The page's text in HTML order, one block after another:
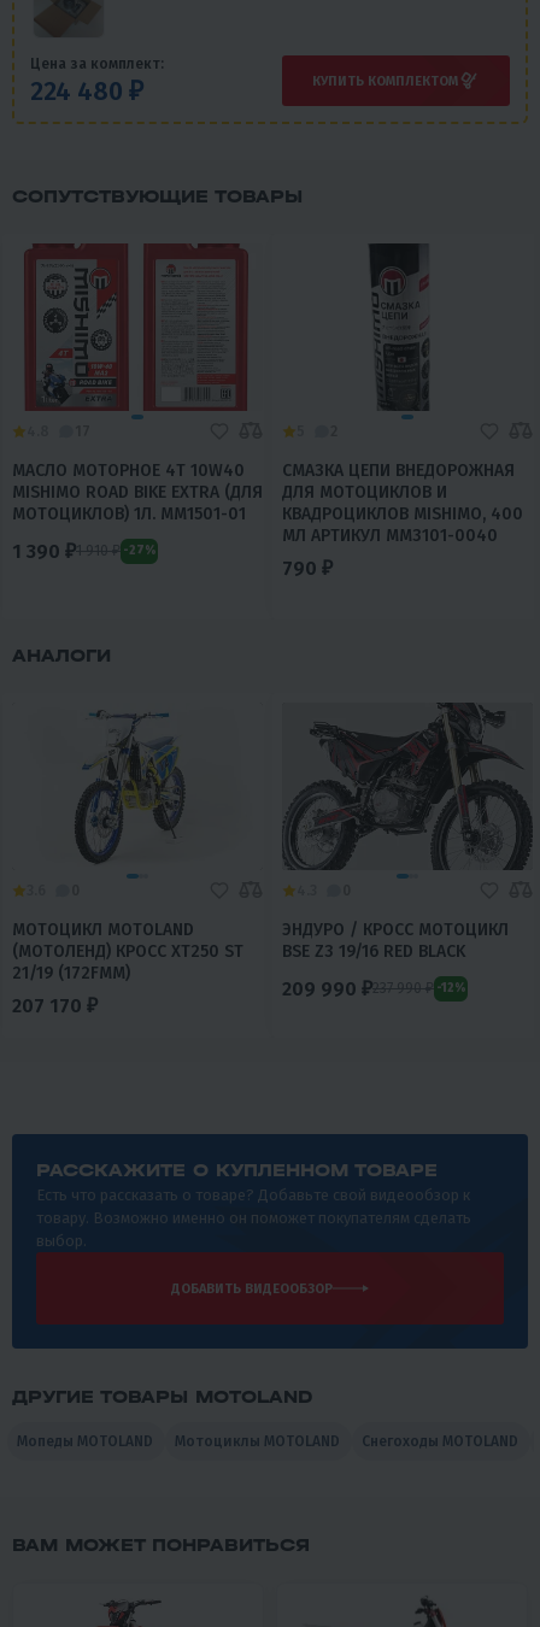
Цена за комплект:
224 480 ₽ КУПИТЬ КОМПЛЕКТОМ
СОПУТСТВУЮЩИЕ ТОВАРЫ
МАСЛО МОТОРНОЕ 4T 10W40
MISHIMO ROAD BIKE EXTRA (ДЛЯ
МОТОЦИКЛОВ) 1Л. MM1501-01
1 390 ₽1 910 ₽ -27%
СМАЗКА ЦЕПИ ВНЕДОРОЖНАЯ
ДЛЯ МОТОЦИКЛОВ И
КВАДРОЦИКЛОВ MISHIMO, 400
МЛ АРТИКУЛ MM3101-0040
790 ₽
АНАЛОГИ
МОТОЦИКЛ MOTOLAND
(МОТОЛЕНД) КРОСС XT250 ST
21/19 (172FMM)
207 170 ₽
ЭНДУРО / КРОСС МОТОЦИКЛ
BSE Z3 19/16 RED BLACK
209 990 ₽237 990 ₽ -12%
РАССКАЖИТЕ О КУПЛЕННОМ ТОВАРЕ
Есть что рассказать о товаре? Добавьте свой видеообзор к
товару. Возможно именно он поможет покупателям сделать
выбор.
ДОБАВИТЬ ВИДЕООБЗОР
ДРУГИЕ ТОВАРЫ MOTOLAND
Мопеды MOTOLAND Мотоциклы MOTOLAND Снегоходы MOTOLAND
ВАМ МОЖЕТ ПОНРАВИТЬСЯ